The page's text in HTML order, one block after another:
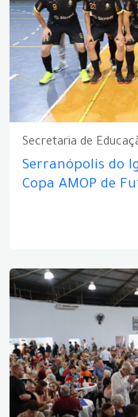
Secretaria de
Serranópolis do
Copa AMOP de